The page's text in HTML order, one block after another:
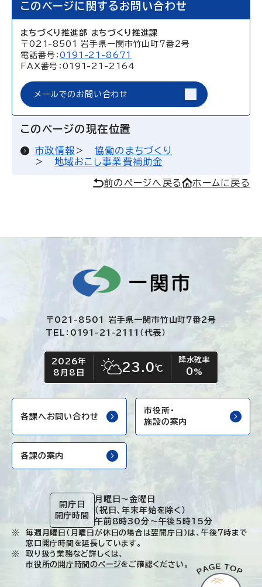
このページに関するお問い合わせ
まちづくり推進部 まちづくり推進課
〒021-8501 岩手県一関市竹山町7番2号
電話番号：0191-21-8671
FAX番号：0191-21-2164
メールでのお問い合わせ
このページの現在位置
市政情報
協働のまちづくり
地域おこし事業費補助金
前のページへ戻る ホームに戻る
〒021-8501 岩手県一関市竹山町7番2号
TEL：0191-21-2111（代表）
今日の日付
2026年
8月8日
今日の天気
晴れ時々くもり
23.0℃
降水確率
0%
各課へお問い合わせ
市役所・
施設の案内
各課の案内
開庁日
開庁時間
月曜日～金曜日
（祝日、年末年始を除く）
午前8時30分～午後5時15分
毎週月曜日（月曜日が休日の場合は翌開庁日）は、午後7時まで
窓口開庁時間を延長しています。
取り扱う業務など詳しくは、
市役所の開庁時間のページをご確認ください。